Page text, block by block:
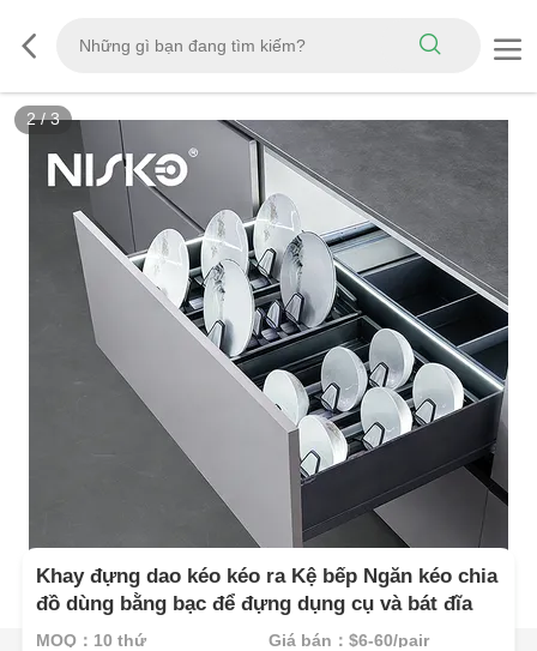
2/3
Khay đựng dao kéo kéo ra Kệ bếp Ngăn kéo chia
đồ dùng bằng bạc để đựng dụng cụ và bát đĩa
MOQ：10 thứ Giá bán：$6-60/pair